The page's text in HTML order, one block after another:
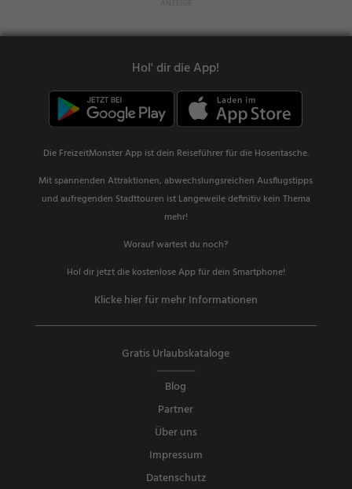
Hol' dir die App!
Die FreizeitMonster App ist dein Reiseführer für die Hosentasche.
Mit spannenden Attraktionen, abwechslungsreichen Ausflugstipps
und aufregenden Stadttouren ist Langeweile definitiv kein Thema
mehr!
Worauf wartest du noch?
Hol dir jetzt die kostenlose App für dein Smartphone!
Klicke hier für mehr Informationen
Gratis Urlaubskataloge
Blog
Partner
Über uns
Impressum
Datenschutz